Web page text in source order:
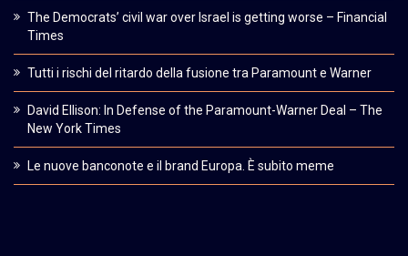
The Democrats’ civil war over Israel is getting worse – Financial
Times
Tutti i rischi del ritardo della fusione tra Paramount e Warner
David Ellison: In Defense of the Paramount-Warner Deal – The
New York Times
Le nuove banconote e il brand Europa. È subito meme